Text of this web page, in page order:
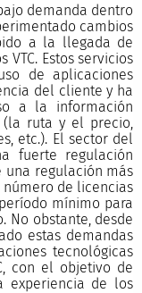
demanda dentro
cambios
a la llegada de
Estos servicios
de aplicaciones
del cliente y ha
a la información
ruta y el precio,
etc.). El sector del
fuerte regulación
regulación más
número de licencias
mínimo para
No obstante, desde
estas demandas
tecnológicas
con el objetivo de
experiencia de los